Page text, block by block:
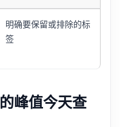
明确要保留或排除的标
签
峰值今天查